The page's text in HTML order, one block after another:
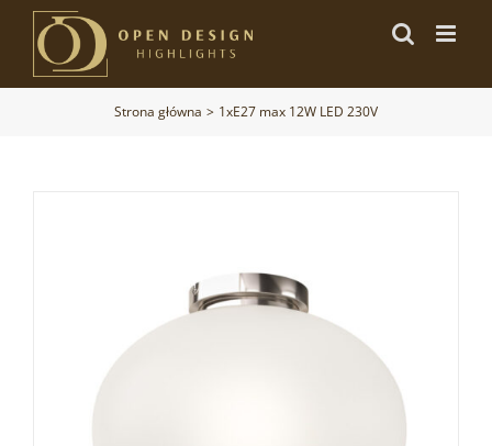
Przejdź
zawartości
Strona główna 1xE27 max 12W LED 230V